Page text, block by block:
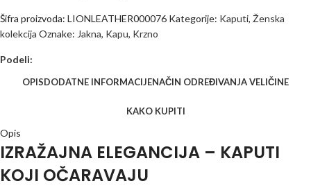
Šifra proizvoda: LIONLEATHER000076 Kategorije: Kaputi, Ženska
kolekcija Oznake: Jakna, Kapu, Krzno
Podeli:
OPISDODATNE INFORMACIJENAČIN ODREĐIVANJA VELIČINE
KAKO KUPITI
Opis
IZRAŽAJNA ELEGANCIJA – KAPUTI
KOJI OČARAVAJU